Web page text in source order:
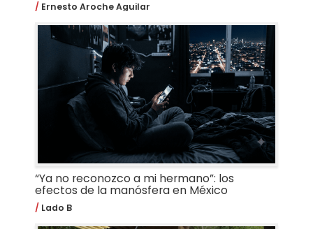
Ernesto Aroche Aguilar
“Ya no reconozco a mi hermano”: los
efectos de la manósfera en México
Lado B